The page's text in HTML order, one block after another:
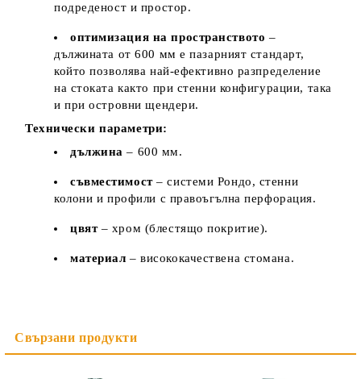
подреденост и простор.
оптимизация на пространството –
дължината от 600 мм е пазарният стандарт,
който позволява най-ефективно разпределение
на стоката както при стенни конфигурации, така
и при островни щендери.
Технически параметри:
дължина – 600 мм.
съвместимост– системи Рондо, стенни
колони и профили с правоъгълна перфорация.
цвят– хром (блестящо покритие).
материал – висококачествена стомана.